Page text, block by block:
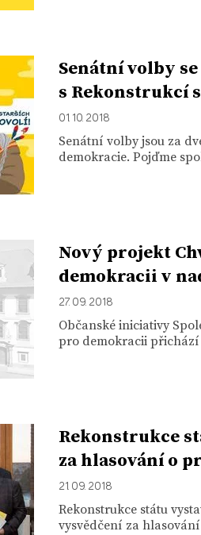
Senátní volby
s Rekonstrukcí
01. 10. 2018
Senátní volby jsou za
demokracie. Pojďme
Nový projekt
demokracii v
27. 09. 2018
Občanské iniciativy
pro demokracii přichází
Rekonstrukce
za hlasování o
21. 09. 2018
Rekonstrukce státu
vysvědčení za